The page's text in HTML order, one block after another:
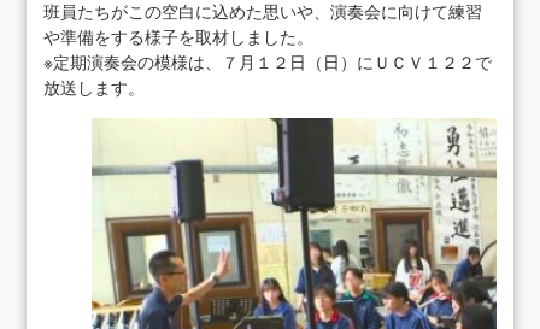
班員たちがこの空白に込めた思いや、演奏会に向けて練習
や準備をする様子を取材しました。
※定期演奏会の模様は、７月１２日（日）にＵＣＶ１２２で
放送します。